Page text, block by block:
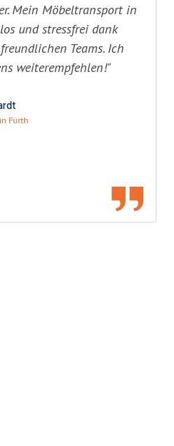
Mein Möbeltransport in
und stressfrei dank
Teams. Ich
weiterempfehlen!"
Fürth